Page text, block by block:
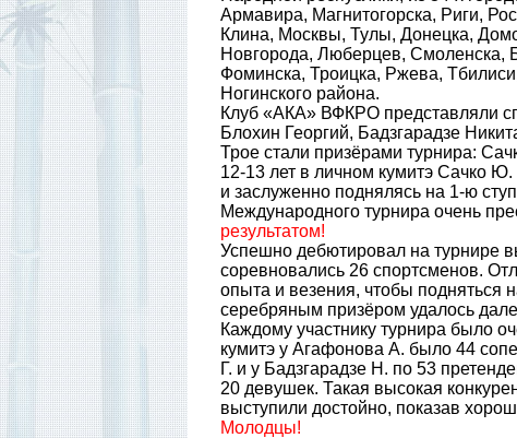
Армавира, Магнитогорска, Риги,
Клина, Москвы, Тулы, Донецка,
Новгорода, Люберцев, Смоленска,
Фоминска, Троицка, Ржева,
Ногинского района.
Клуб «АКА» ВФКРО представляли
Блохин Георгий, Бадзгарадзе
Трое стали призёрами турнира:
12-13 лет в личном кумитэ Сачко
и заслуженно поднялясь на 1-ю
Международного турнира очень
результатом!
Успешно дебютировал на турнире
соревновались 26 спортсменов.
опыта и везения, чтобы подняться
серебряным призёром удалось
Каждому участнику турнира было
кумитэ у Агафонова А. было 44
Г. и у Бадзгарадзе Н. по 53
20 девушек. Такая высокая
выступили достойно, показав
Молодцы!